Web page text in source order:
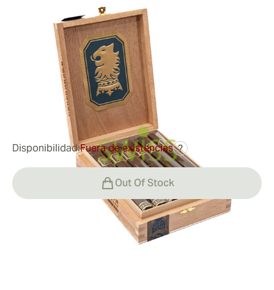
Doble
Medidor de anillo:54
178 mm / 7 pulgadas
0 Reseñas
fue 118,60 €-22%
Disponibilidad:Fuera de existencias ?
Out Of Stock